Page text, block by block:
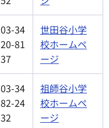
03-34
20-81
37
世田谷小学
校ホームペ
ージ
03-34
82-24
32
祖師谷小学
校ホームペ
ージ